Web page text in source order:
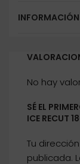
No hay
SÉ EL
ICE RECUT
Tu
publicada.